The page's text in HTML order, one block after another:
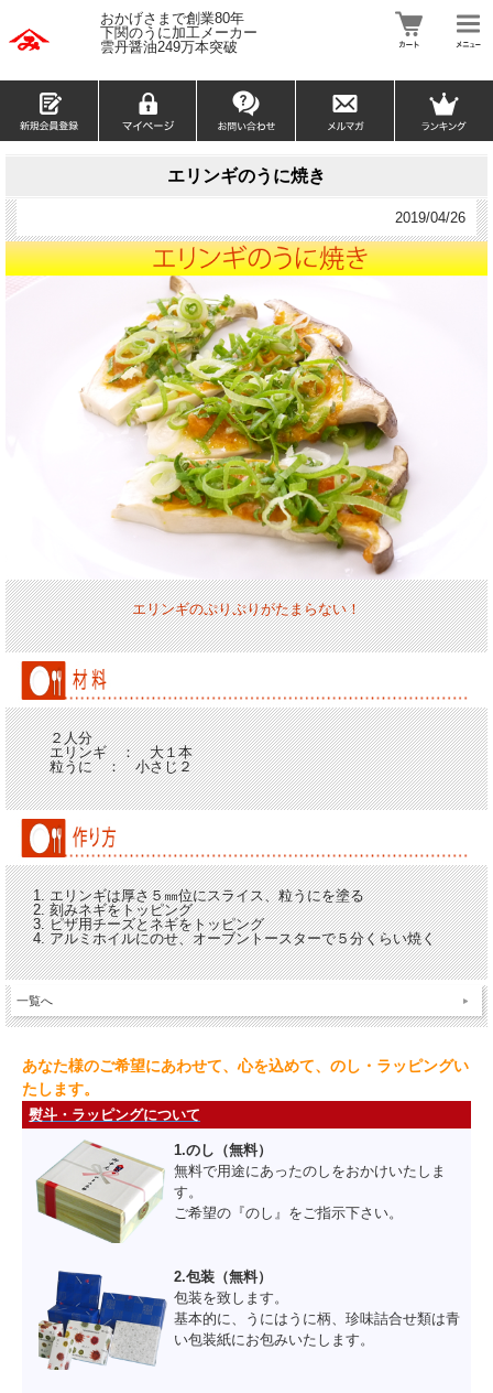
おかげさまで創業80年
下関のうに加工メーカー
雲丹醤油249万本突破
エリンギのうに焼き
2019/04/26
エリンギのぷりぷりがたまらない！
２人分
エリンギ ： 大１本
粒うに ： 小さじ２
エリンギは厚さ５㎜位にスライス、粒うにを塗る
刻みネギをトッピング
ピザ用チーズとネギをトッピング
アルミホイルにのせ、オーブントースターで５分くらい焼く
一覧へ
あなた様のご希望にあわせて、心を込めて、のし・ラッピングい
たします。
熨斗・ラッピングについて
1.のし（無料）
無料で用途にあったのしをおかけいたしま
す。
ご希望の『のし』をご指示下さい。
2.包装（無料）
包装を致します。
基本的に、うにはうに柄、珍味詰合せ類は青
い包装紙にお包みいたします。